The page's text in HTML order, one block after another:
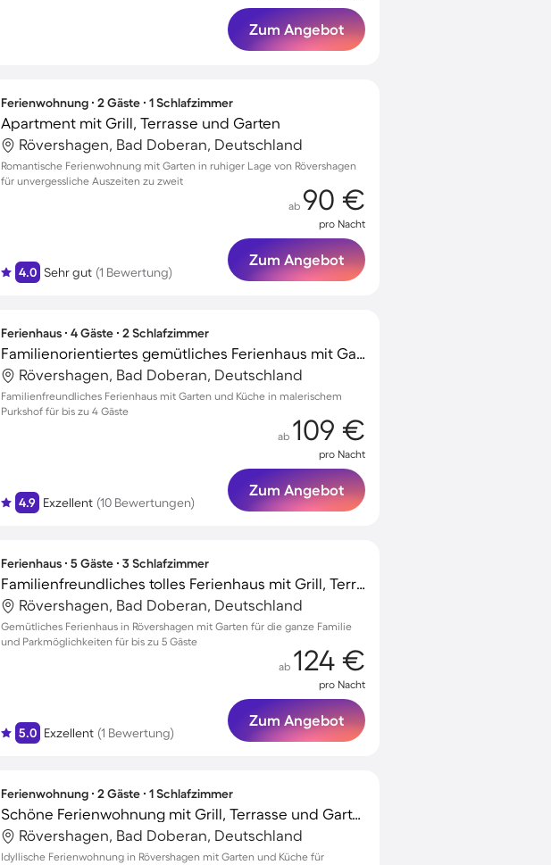
Zum Angebot
Ferienwohnung ∙ 2 Gäste ∙ 1 Schlafzimmer
Apartment mit Grill, Terrasse und Garten
Rövershagen, Bad Doberan, Deutschland
Romantische Ferienwohnung mit Garten in ruhiger Lage von Rövershagen
für unvergessliche Auszeiten zu zweit
4.0 Sehr gut (1 Bewertung)
ab 90 €
pro Nacht
Zum Angebot
Ferienhaus ∙ 4 Gäste ∙ 2 Schlafzimmer
Familienorientiertes gemütliches Ferienhaus mit Garten, Grill und Terrasse
Rövershagen, Bad Doberan, Deutschland
Familienfreundliches Ferienhaus mit Garten und Küche in malerischem
Purkshof für bis zu 4 Gäste
4.9 Exzellent (10 Bewertungen)
ab 109 €
pro Nacht
Zum Angebot
Ferienhaus ∙ 5 Gäste ∙ 3 Schlafzimmer
Familienfreundliches tolles Ferienhaus mit Grill, Terrasse und Garten
Rövershagen, Bad Doberan, Deutschland
Gemütliches Ferienhaus in Rövershagen mit Garten für die ganze Familie
und Parkmöglichkeiten für bis zu 5 Gäste
5.0 Exzellent (1 Bewertung)
ab 124 €
pro Nacht
Zum Angebot
Ferienwohnung ∙ 2 Gäste ∙ 1 Schlafzimmer
Schöne Ferienwohnung mit Grill, Terrasse und Garten | Haustiere erlaubt
Rövershagen, Bad Doberan, Deutschland
Idyllische Ferienwohnung in Rövershagen mit Garten und Küche für